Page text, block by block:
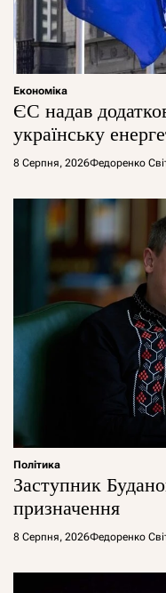
Економіка
ЄС надав
українську
8 Серпня, 2026Федоренко
Політика
Заступник
призначення
8 Серпня, 2026Федоренко